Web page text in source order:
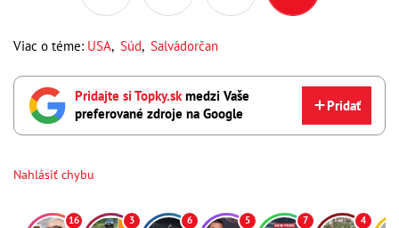
Viac o téme: USA, Súd, Salvádorčan
Pridajte si Topky.skmedzi Vaše
preferované zdroje na Google
Pridať
Nahlásiť chybu
16 3 6 5 7 4